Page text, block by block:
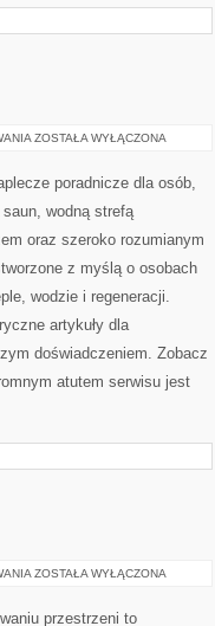
DOMOWE
ZOSTAŁA WYŁĄCZONA
poradnicze dla osób,
wodną strefą
oraz szeroko rozumianym
z myślą o osobach
wodzie i regeneracji.
artykuły dla
doświadczeniem. Zobacz
atutem serwisu jest
POLSKA
ZOSTAŁA WYŁĄCZONA
przestrzeni to